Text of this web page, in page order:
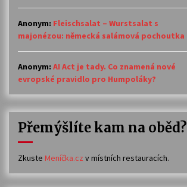
Anonym: Fleischsalat – Wurstsalat s
majonézou: německá salámová pochoutka
Anonym: AI Act je tady. Co znamená nové
evropské pravidlo pro Humpoláky?
Přemýšlíte kam na oběd?
Zkuste Meníčka.cz v místních restauracích.